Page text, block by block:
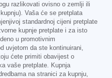
razlikovati ovisno o zemlji ili
Vaša će se pretplata
standardnoj cijeni pretplate
kupnje pretplate i za isto
u promotivnim
uvjetom da ste kontinuirani,
ćete primiti obavijest o
vaše pretplate. Kupnja
na stranici za kupnju,